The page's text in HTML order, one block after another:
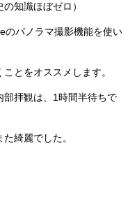
知識ほぼゼロ）
のパノラマ撮影機能を使い
とをオススメします。
部拝観は、1時間半待ちで
綺麗でした。